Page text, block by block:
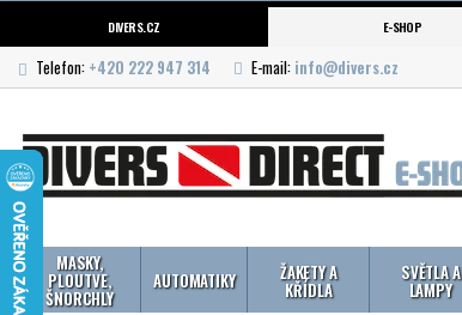
DIVERS.CZ E-SHOP
Telefon: +420 222 947 314 E-mail: info@divers.cz
MASKY,
PLOUTVE,
ŠNORCHLY
AUTOMATIKY ŽAKETY A
KŘÍDLA
SVĚTLA A
LAMPY